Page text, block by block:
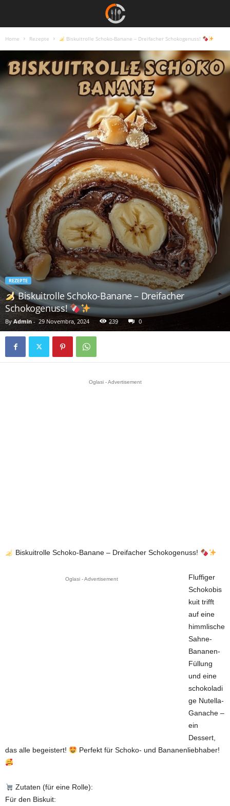
Home Rezepte Biskuitrolle Schoko-Banane – Dreifacher Schokogenuss!
REZEPTE
Biskuitrolle Schoko-Banane – Dreifacher
Schokogenuss!
By Admin- 29 Novembra, 2024 239 0
Oglasi - Advertisement
Biskuitrolle Schoko-Banane – Dreifacher Schokogenuss!
Oglasi - Advertisement
Fluffiger
Schokobis
kuit trifft
auf eine
himmlische
Sahne-
Bananen-
Füllung
und eine
schokoladi
ge Nutella-
Ganache –
ein
Dessert,
das alle begeistert!
Perfekt für Schoko- und Bananenliebhaber!
Zutaten (für eine Rolle):
Für den Biskuit: